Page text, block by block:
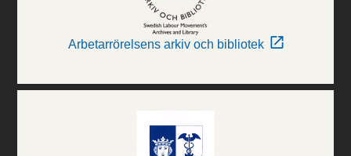
Arbetarrörelsens arkiv och bibliotek